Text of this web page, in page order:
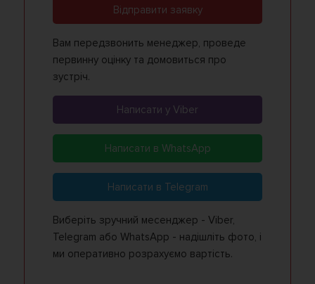
Відправити заявку
Вам передзвонить менеджер, проведе
первинну оцінку та домовиться про
зустріч.
Написати у Viber
Написати в WhatsApp
Написати в Telegram
Виберіть зручний месенджер - Viber,
Telegram або WhatsApp - надішліть фото, і
ми оперативно розрахуємо вартість.